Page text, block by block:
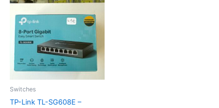
Switches
TP-Link TL-SG608E –